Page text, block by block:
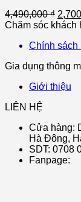
4,490,000₫
Chăm sóc khách
Chính sách
Gia dụng thông
Giới thiệu
LIÊN HỆ
Cửa hàng:
Hà Đông,
SDT: 0708
Fanpage: